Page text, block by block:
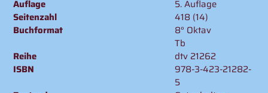
Auflage
5. Auflage
Seitenzahl
418 (14)
Buchformat
8° Oktav
Tb
Reihe
dtv 21262
ISBN
978-3-423-21282-
5